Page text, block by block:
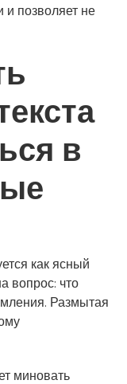
и позволяет не
в
как ясный
вопрос: что
Размытая
миновать